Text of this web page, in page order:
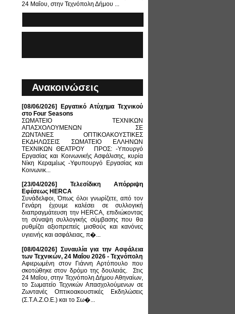
24 Μαΐου, στην Τεχνόπολη Δήμου ...
Ανακοινώσεις
[08/06/2026] Εργατικό Ατύχημα Τεχνικού
στο Four Seasons
ΣΩΜΑΤΕΙΟ ΤΕΧΝΙΚΩΝ
ΑΠΑΣΧΟΛΟΥΜΕΝΩΝ ΣΕ
ΖΩΝΤΑΝΕΣ ΟΠΤΙΚΟΑΚΟΥΣΤΙΚΕΣ
ΕΚΔΗΛΩΣΕΙΣ ΣΩΜΑΤΕΙΟ ΕΛΛΗΝΩΝ
ΤΕΧΝΙΚΩΝ ΘΕΑΤΡΟΥ ΠΡΟΣ: -Υπουργό
Εργασίας και Κοινωνικής Ασφάλισης, κυρία
Νίκη Κεραµέως -Υφυπουργό Εργασίας και
Κοινωνικ...
[23/04/2026] Τελεσίδικη Απόρριψη
Εφέσεως HERCA
Συνάδελφοι, Όπως όλοι γνωρίζετε, από τον
Γενάρη έχουμε καλέσει σε συλλογική
διαπραγμάτευση την HERCA, επιδιώκοντας
τη σύναψη συλλογικής σύμβασης που θα
ρυθμίζει αξιοπρεπείς μισθούς και κανόνες
υγιεινής και ασφάλειας, π�...
[08/04/2026] Συναυλία για την Ασφάλεια
των Τεχνικών, 24 Μαΐου 2026 - Τεχνόπολη
Αφιερωμένη στον Γιάννη Αρτόπουλο που
σκοτώθηκε στον δρόμο της δουλειάς. Στις
24 Μαΐου, στην Τεχνόπολη Δήμου Αθηναίων,
το Σωματείο Τεχνικών Απασχολούμενων σε
Ζωντανές Οπτικοακουστικές Εκδηλώσεις
(Σ.Τ.Α.Ζ.Ο.Ε.) και το Σω�...